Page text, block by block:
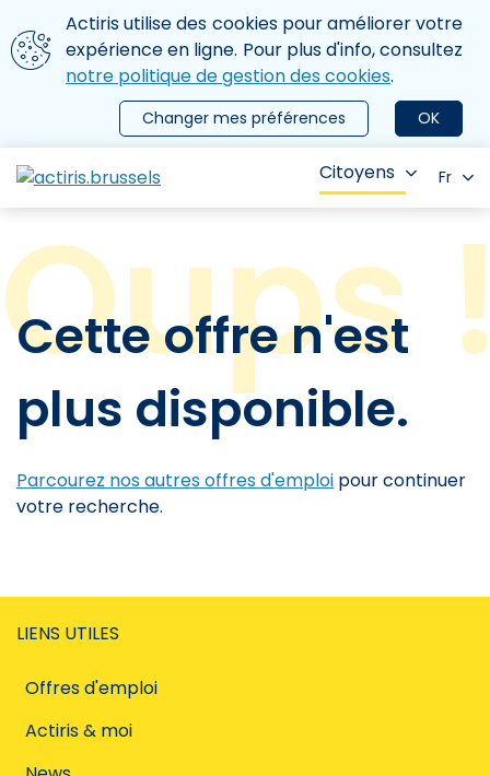
Aller au contenu principal
Nous utilisons des cookies
Actiris utilise des cookies pour améliorer votre
expérience en ligne. Pour plus d'info, consultez
notre politique de gestion des cookies.
OK
Changer mes préférences
le menu
Citoyens Fr
Cette offre n'est
plus disponible.
Parcourez nos autres offres d'emploi pour continuer
votre recherche.
LIENS UTILES
Offres d'emploi
Actiris & moi